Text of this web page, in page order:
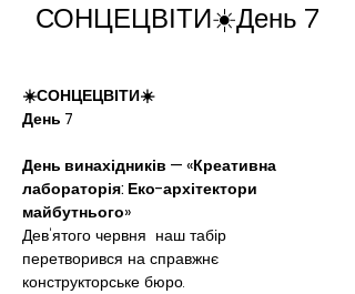
СОНЦЕЦВІТИ☀️День 7
☀️СОНЦЕЦВІТИ☀️
День 7
День винахідників — «Креативна
лабораторія: Еко-архітектори
майбутнього»
Дев'ятого червня  наш табір
перетворився на справжнє
конструкторське бюро.